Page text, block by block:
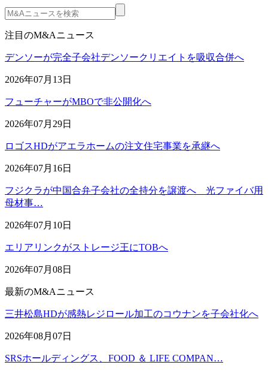
注目のM&Aニュース
デンソーが完全子会社デンソークリエイトを吸収合併へ
2026年07月13日
フューチャーがMBOで非公開化へ
2026年07月29日
ロゴスHDがアエラホームの注文住宅事業を承継へ
2026年07月16日
フジクラが中国合弁子会社の全持分を譲渡へ 光ファイバ用
母材事…
2026年07月10日
エリアリンクがストレージ王にTOBへ
2026年07月08日
最新のM&Aニュース
三井松島HDが感熱レジロール加工のコウナンを子会社化へ
2026年08月07日
SRSホールディングス、FOOD ＆ LIFE COMPAN…